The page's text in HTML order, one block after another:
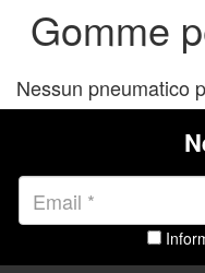
Gomme
Nessun pneumatico